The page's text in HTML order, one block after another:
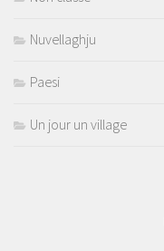
Nuvellaghju
Paesi
Un jour un village